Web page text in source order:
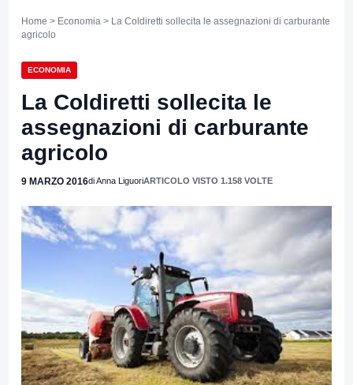
Home > Economia > La Coldiretti sollecita le assegnazioni di carburante
agricolo
ECONOMIA
La Coldiretti sollecita le
assegnazioni di carburante
agricolo
9 MARZO 2016di Anna LiguoriARTICOLO VISTO 1.158 VOLTE